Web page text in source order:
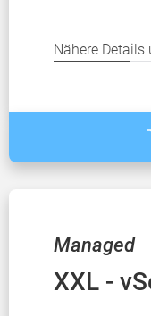
Nähere Details
Managed
XXL -